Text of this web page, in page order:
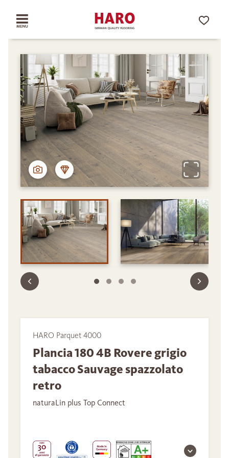
HARO Parquet 4000
Plancia 180 4B Rovere grigio
tabacco Sauvage spazzolato
retro
naturaLin plus Top Connect